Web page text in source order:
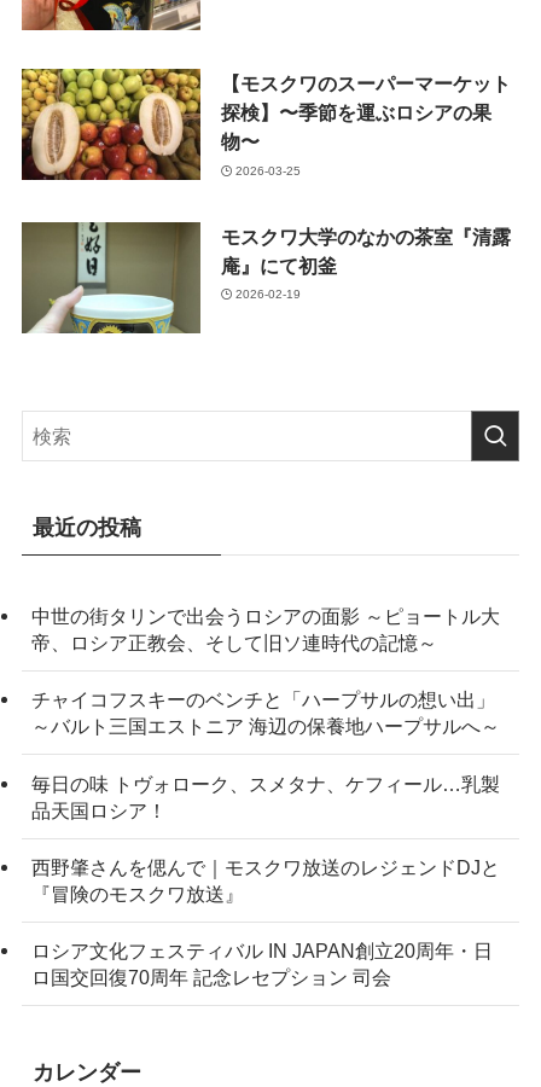
【モスクワのスーパーマーケット
探検】〜季節を運ぶロシアの果
物〜
2026-03-25
モスクワ大学のなかの茶室『清露
庵』にて初釜
2026-02-19
最近の投稿
中世の街タリンで出会うロシアの面影 ～ピョートル大
帝、ロシア正教会、そして旧ソ連時代の記憶～
チャイコフスキーのベンチと「ハープサルの想い出」
～バルト三国エストニア 海辺の保養地ハープサルへ～
毎日の味 トヴォローク、スメタナ、ケフィール…乳製
品天国ロシア！
西野肇さんを偲んで｜モスクワ放送のレジェンドDJと
『冒険のモスクワ放送』
ロシア文化フェスティバル IN JAPAN創立20周年・日
ロ国交回復70周年 記念レセプション 司会
カレンダー